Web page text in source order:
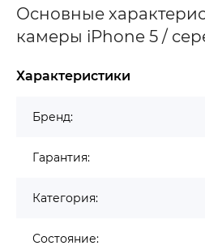
Основные
камеры iPhone 5 /
Характеристики
Бренд:
Гарантия:
Категория:
Состояние: